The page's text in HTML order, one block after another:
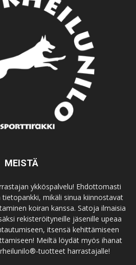
MEISTÄ
ykköspalvelu! Ehdottomasti
mikäli sinua kiinnostavat
koiran kanssa. Satoja ilmaisia
rekisteröityneille jäsenille upeaa
itsensä kehittämiseen
Meiltä löydät myös ihanat
tuotteet harrastajalle!